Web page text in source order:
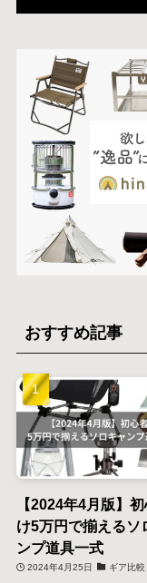
おすすめ記事
【2024年4月版】
け5万円で揃えるソ
ンプ道具一式
2024年4月25日 ギア比